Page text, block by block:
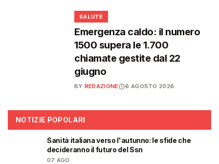
SALUTE
Emergenza caldo: il numero
1500 supera le 1.700
chiamate gestite dal 22
giugno
BY REDAZIONE 6 AGOSTO 2026
NOTIZIE POPOLARI
Sanità italiana verso l'autunno: le sfide che
decideranno il futuro del Ssn
07 AGO